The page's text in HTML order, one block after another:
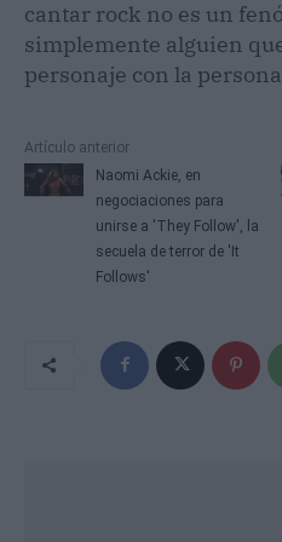
cantar rock no es un
simplemente alguien
personaje con la
Artículo anterior
Naomi Ackie, en
negociaciones para
unirse a 'They Follow', la
secuela de terror de 'It
Follows'